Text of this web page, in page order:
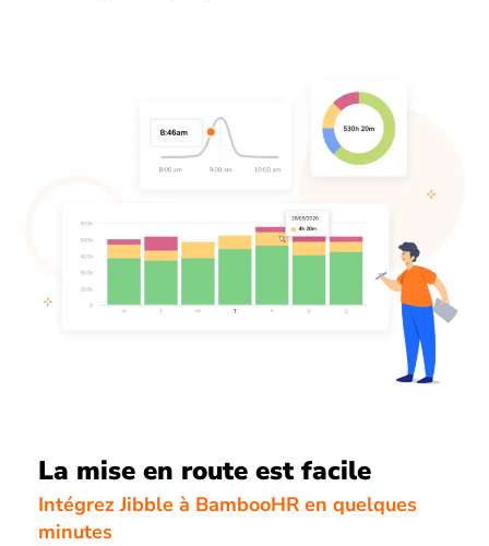
La mise en route est facile
Intégrez Jibble à BambooHR en quelques
minutes